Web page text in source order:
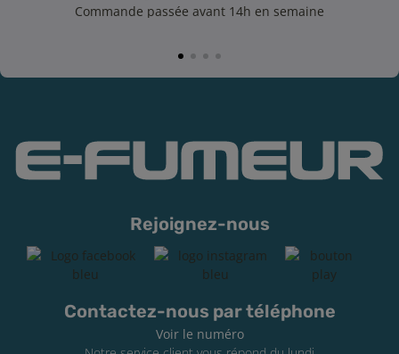
Commande passée avant 14h en semaine
Rejoignez-nous
Contactez-nous par téléphone
Voir le numéro